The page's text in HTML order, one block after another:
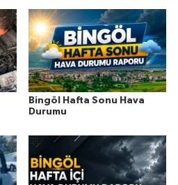
Bingöl Hafta Sonu Hava
Durumu